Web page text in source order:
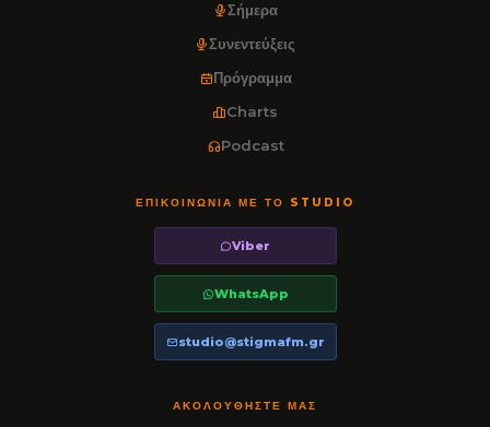
Σήμερα
Συνεντεύξεις
Πρόγραμμα
Charts
Podcast
ΕΠΙΚΟΙΝΩΝΊΑ ΜΕ ΤΟ STUDIO
Viber
WhatsApp
studio@stigmafm.gr
ΑΚΟΛΟΥΘΉΣΤΕ ΜΑΣ